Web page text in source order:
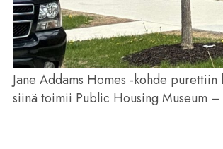
Jane Addams Homes -kohde purettiin
siinä toimii Public Housing Museum –